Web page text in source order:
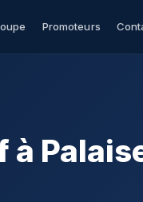
Promoteurs
à